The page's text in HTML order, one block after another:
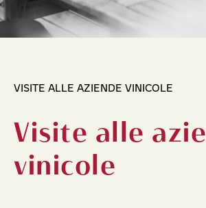
VISITE ALLE AZIENDE VINICOLE
Visite alle
vinicole